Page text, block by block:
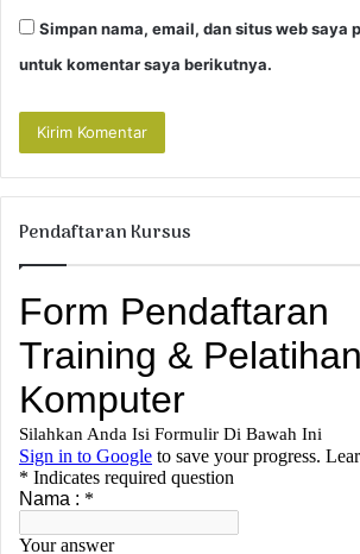
Simpan nama, email, dan situs web saya
untuk komentar saya berikutnya.
Pendaftaran Kursus